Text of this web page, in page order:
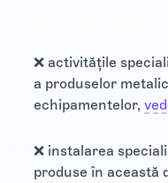
❌ activitățile
a produselor
echipamentelor,
❌ instalarea
produse în această